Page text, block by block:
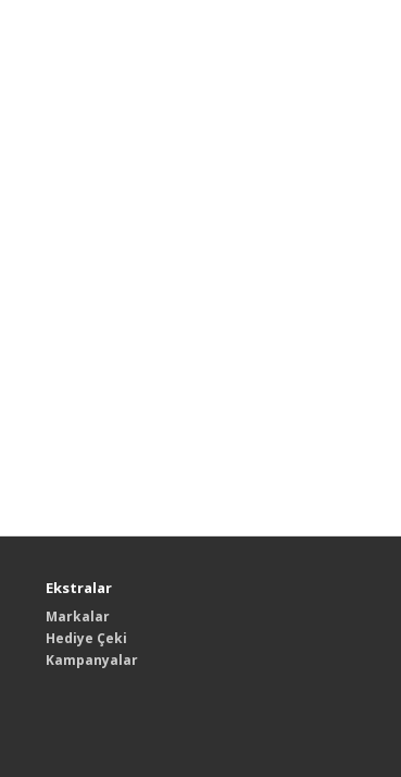
Ekstralar
Markalar
Hediye Çeki
Kampanyalar